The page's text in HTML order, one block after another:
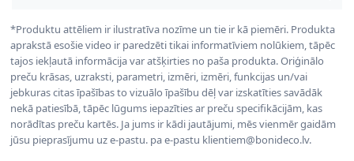
*Produktu attēliem ir ilustratīva nozīme un tie ir kā piemēri. Produkta
aprakstā esošie video ir paredzēti tikai informatīviem nolūkiem, tāpēc
tajos iekļautā informācija var atšķirties no paša produkta. Oriģinālo
preču krāsas, uzraksti, parametri, izmēri, izmēri, funkcijas un/vai
jebkuras citas īpašības to vizuālo īpašību dēļ var izskatīties savādāk
nekā patiesībā, tāpēc lūgums iepazīties ar preču specifikācijām, kas
norādītas preču kartēs. Ja jums ir kādi jautājumi, mēs vienmēr gaidām
jūsu pieprasījumu uz e-pastu. pa e-pastu klientiem@bonideco.lv.